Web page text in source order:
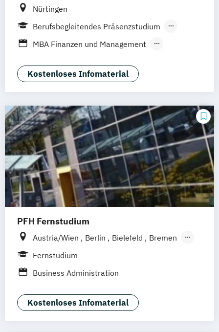
Nürtingen
Berufsbegleitendes Präsenzstudium
Blended Learning
MBA Finanzen und Management
MBA Kommunikation und Management
MBA Produktion und Management
Kostenloses Infomaterial
PFH Fernstudium
Austria/Wien Berlin Bielefeld
Bremen
Dortmund
Hamburg Hannover
Kaiserslautern/Kusel Kiel Leipzig
Ludwigshafen/Diez München
Online-Fernstudium Regensburg Stade
Fernstudium
Business Administration
Kostenloses Infomaterial